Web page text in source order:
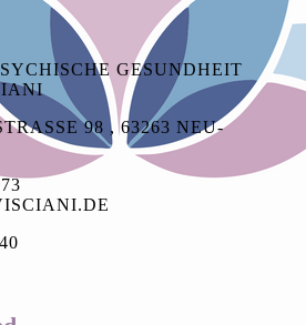
GESUNDHEIT
98 , 63263 NEU-I